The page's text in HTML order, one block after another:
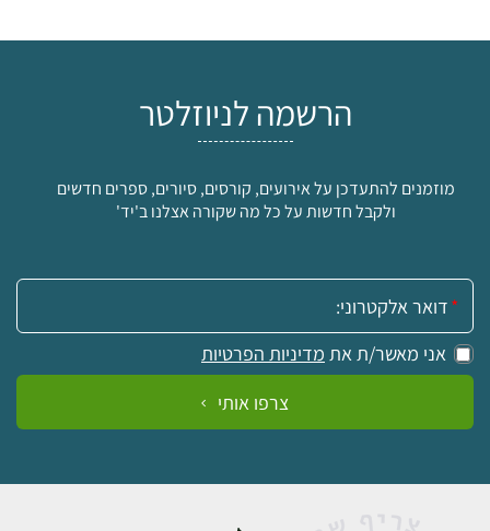
הרשמה לניוזלטר
מוזמנים להתעדכן על אירועים, קורסים, סיורים, ספרים חדשים
ולקבל חדשות על כל מה שקורה אצלנו ב'יד'
אימייל:
אני מאשר/ת את מדיניות הפרטיות
צרפו אותי